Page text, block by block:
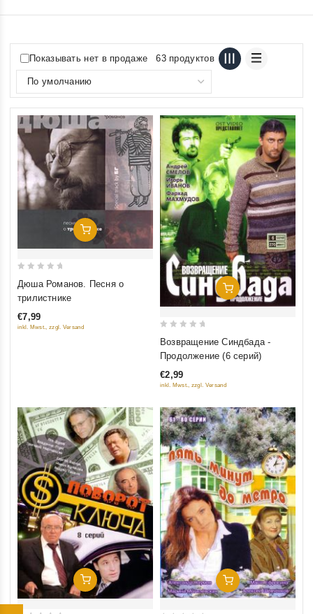
Показывать нет в продаже 63 продуктов
Добавить В Корзину
out
5
Дюша Романов. Песня о
трилистнике
€7,99
inkl. Mwst., zzgl. Versand
Добавить В Корзину
5
Возвращение Синдбада -
Продолжение (6 серий)
€2,99
inkl. Mwst., zzgl. Versand
Добавить В Корзину Добавить В Корзину